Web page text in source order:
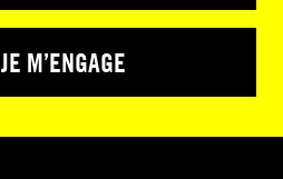
JE M’ENGAGE